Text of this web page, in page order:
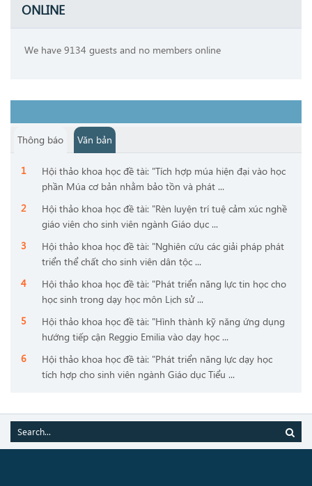
ONLINE
We have 9134 guests and no members online
Thông báo Văn bản
Hội thảo khoa học đề tài: "Tích hợp múa hiện đại vào học
phần Múa cơ bản nhằm bảo tồn và phát ...
Hội thảo khoa học đề tài: "Rèn luyện trí tuệ cảm xúc nghề
giáo viên cho sinh viên ngành Giáo dục ...
Hội thảo khoa học đề tài: "Nghiên cứu các giải pháp phát
triển thể chất cho sinh viên dân tộc ...
Hội thảo khoa học đề tài: "Phát triển năng lực tin học cho
học sinh trong dạy học môn Lịch sử ...
Hội thảo khoa học đề tài: "Hình thành kỹ năng ứng dụng
hướng tiếp cận Reggio Emilia vào dạy học ...
Hội thảo khoa học đề tài: "Phát triển năng lực dạy học
tích hợp cho sinh viên ngành Giáo dục Tiểu ...